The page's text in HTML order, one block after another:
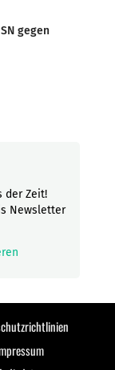
gegen
der Zeit!
Newsletter